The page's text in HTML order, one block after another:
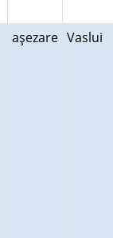
aşezare Vaslui